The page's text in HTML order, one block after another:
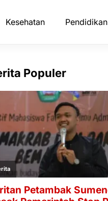
Kesehatan Pendidikan
Populer